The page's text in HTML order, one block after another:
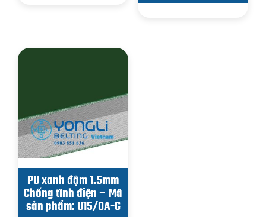
PU xanh đậm 1.5mm
Chống tĩnh điện – Mã
sản phẩm: U15/0A-G